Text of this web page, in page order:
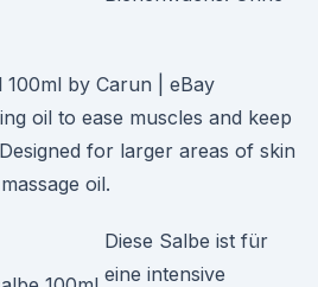
100ml by Carun | eBay
oil to ease muscles and keep
for larger areas of skin
oil.
Diese Salbe ist für
eine intensive